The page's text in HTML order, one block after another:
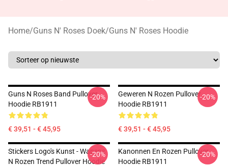
Home/Guns N' Roses Doek/Guns N' Roses Hoodie
Guns N Roses Band Pullover
Hoodie RB1911
€ 39,51 - € 45,95
-20%
Geweren N Rozen Pullover
Hoodie RB1911
€ 39,51 - € 45,95
-20%
Stickers Logo's Kunst - Wapens
N Rozen Trend Pullover Hoodie
-20%
Kanonnen En Rozen Pullover
Hoodie RB1911
-20%